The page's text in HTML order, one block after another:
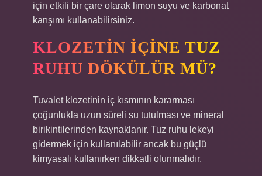
için etkili bir çare olarak limon suyu ve karbonat
karışımı kullanabilirsiniz.
KLOZETIN IÇINE TUZ
RUHU DÖKÜLÜR MÜ?
Tuvalet klozetinin iç kısmının kararması
çoğunlukla uzun süreli su tutulması ve mineral
birikintilerinden kaynaklanır. Tuz ruhu lekeyi
gidermek için kullanılabilir ancak bu güçlü
kimyasalı kullanırken dikkatli olunmalıdır.